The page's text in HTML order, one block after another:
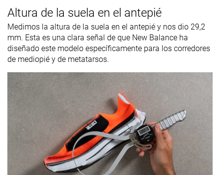
Altura de la suela en el antepié
Medimos la altura de la suela en el antepié y nos dio 29,2
mm. Esta es una clara señal de que New Balance ha
diseñado este modelo específicamente para los corredores
de mediopié y de metatarsos.